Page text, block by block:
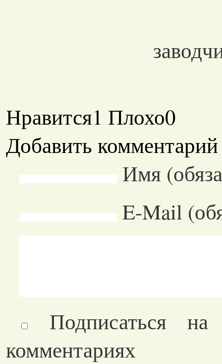
Нравится1 Плохо0
Добавить комментарий
Имя
E-Mail
Подписаться
комментариях